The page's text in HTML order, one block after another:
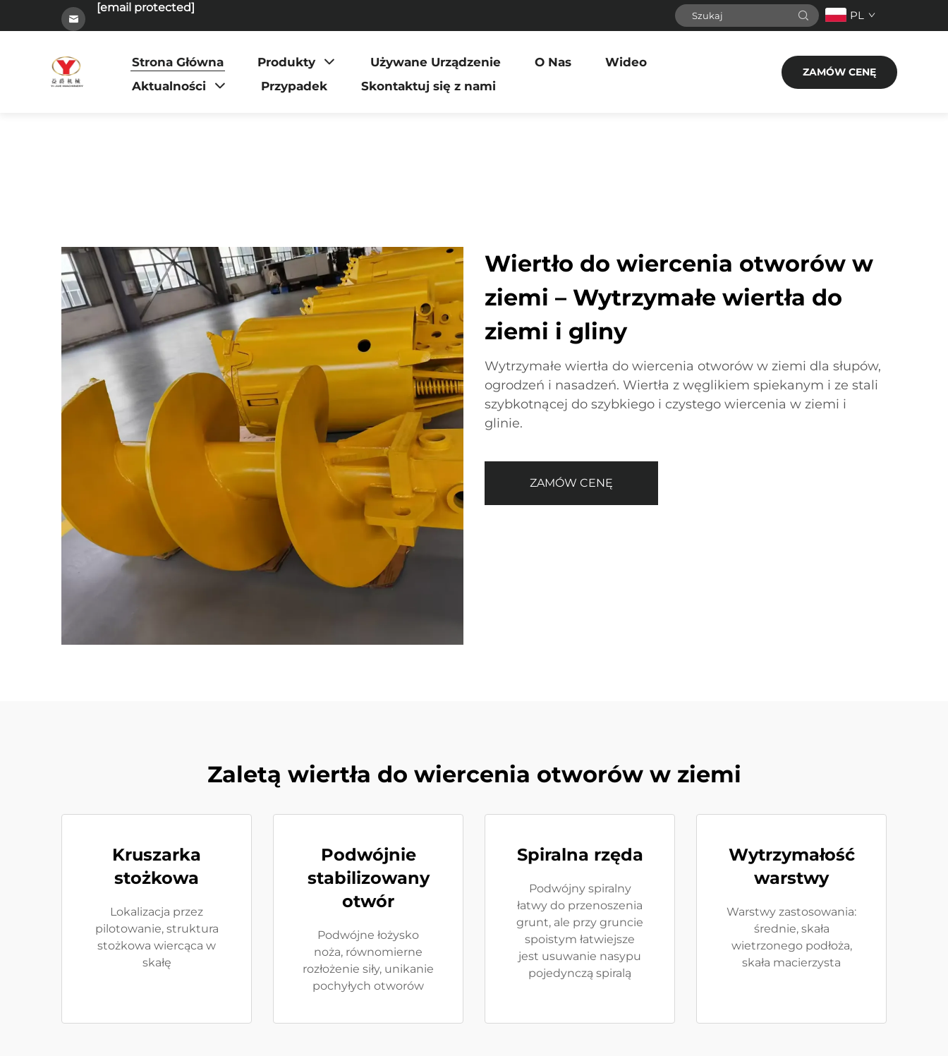
[email protected]
PL
Strona Główna Produkty Używane Urządzenie O Nas
Wideo
Aktualności
Przypadek Skontaktuj się z nami
ZAMÓW CENĘ
Wiertło do wiercenia otworów w
ziemi – Wytrzymałe wiertła do
ziemi i gliny
Wytrzymałe wiertła do wiercenia otworów w ziemi dla słupów,
ogrodzeń i nasadzeń. Wiertła z węglikiem spiekanym i ze stali
szybkotnącej do szybkiego i czystego wiercenia w ziemi i
glinie.
ZAMÓW CENĘ
Zaletą wiertła do wiercenia otworów w ziemi
Kruszarka
stożkowa
Lokalizacja przez
pilotowanie, struktura
stożkowa wiercąca w
skałę
Podwójnie
stabilizowany
otwór
Podwójne łożysko
noża, równomierne
rozłożenie siły, unikanie
pochyłych otworów
Spiralna rzęda
Podwójny spiralny
łatwy do przenoszenia
grunt, ale przy gruncie
spoistym łatwiejsze
jest usuwanie nasypu
pojedynczą spiralą
Wytrzymałość
warstwy
Warstwy zastosowania:
średnie, skała
wietrzonego podłoża,
skała macierzysta